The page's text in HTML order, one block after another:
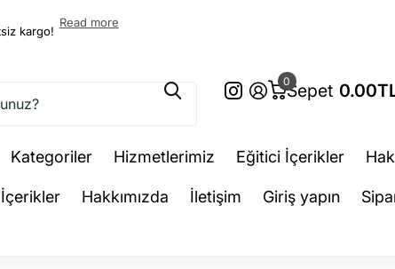
kargo!
Read more
Sepet
0
Kategoriler Hizmetlerimiz Eğitici İçerikler
Hakkımızda İletişim Giriş yapın